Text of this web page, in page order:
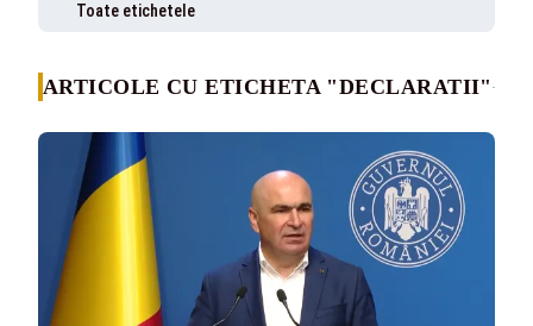
Toate etichetele
ARTICOLE CU ETICHETA "DECLARATII"